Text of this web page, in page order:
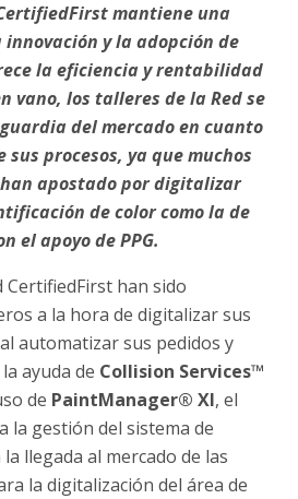
mantiene una
y la adopción de
la eficiencia y rentabilidad
vano, los talleres de la Red se
del mercado en cuanto
procesos, ya que muchos
apostado por digitalizar
de color como la de
el apoyo de PPG.
CertifiedFirst han sido
a la hora de digitalizar sus
automatizar sus pedidos y
ayuda de Collision Services™
de PaintManager® XI, el
la gestión del sistema de
llegada al mercado de las
la digitalización del área de